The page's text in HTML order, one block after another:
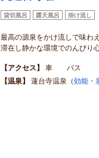
貸切風呂 露天風呂 掛け流し
最高の源泉をかけ流しで味わ
滞在し静かな環境でのんびり
【アクセス】 車 バス
【温泉】 蓮台寺温泉（効能・